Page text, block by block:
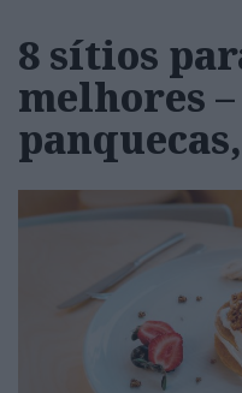
8 sítios
melhores